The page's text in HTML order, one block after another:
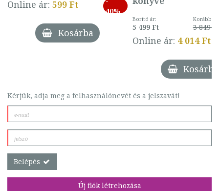
Online ár: 599 Ft
40%
Kosárba
Borító ár:
5 499 Ft
Korábbi
3 849 Ft
Online ár: 4 014 Ft
Kosárba
Kérjük, adja meg a felhasználónevét és a jelszavát!
Belépés
Új fiók létrehozása